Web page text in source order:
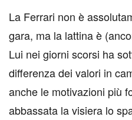
La Ferrari non è
gara, ma la lattina è
Lui nei giorni scorsi ha
differenza dei valori in
anche le motivazioni più
abbassata la visiera lo